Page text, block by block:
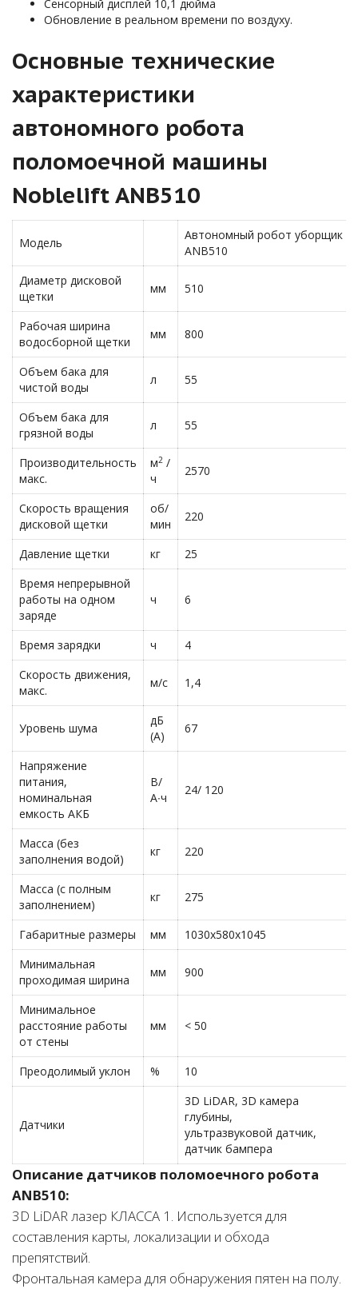
Сенсорный дисплей 10,1 дюйма
Обновление в реальном времени по воздуху.
Основные технические
характеристики
автономного робота
поломоечной машины
Noblelift ANB510
Модель
Автономный робот уборщик
ANB510
Диаметр дисковой
щетки
мм 510
Рабочая ширина
водосборной щетки
мм 800
Объем бака для
чистой воды
л 55
Объем бака для
грязной воды
л 55
Производительность
макс.
м2 /
ч
2570
Скорость вращения
дисковой щетки
об/
мин
220
Давление щетки кг
25
Время непрерывной
работы на одном
заряде
ч 6
Время зарядки ч
4
Скорость движения,
макс.
м/с 1,4
Уровень шума
дБ
(A)
67
Напряжение
питания,
номинальная
емкость АКБ
В/
А∙ч
24/ 120
Масса (без
заполнения водой)
кг 220
Масса (с полным
заполнением)
кг 275
Габаритные размеры мм
1030x580x1045
Минимальная
проходимая ширина
мм 900
Минимальное
расстояние работы
от стены
мм < 50
Преодолимый уклон % 10
Датчики
3D LiDAR, 3D камера
глубины,
ультразвуковой датчик,
датчик бампера
Описание датчиков поломоечного робота
ANB510:
3D LiDAR лазер КЛАССА 1. Используется для
составления карты, локализации и обхода
препятствий.
Фронтальная камера для обнаружения пятен на полу.